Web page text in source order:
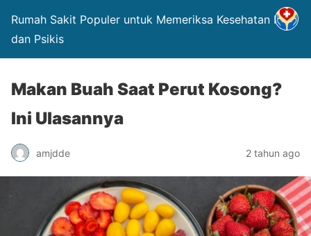
Rumah Sakit Populer untuk Memeriksa Kesehatan Fisik
dan Psikis
Makan Buah Saat Perut Kosong?
Ini Ulasannya
amjdde 2 tahun ago